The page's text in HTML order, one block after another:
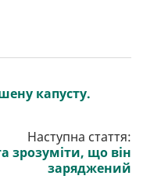
капусту.
Наступна стаття:
зрозуміти, що він
заряджений